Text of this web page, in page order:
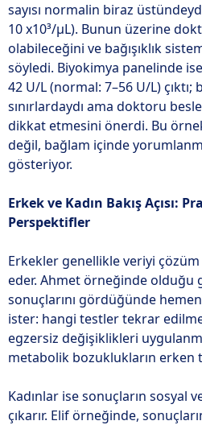
sayısı normalin biraz
10 x10³/µL). Bunun üzerine
olabileceğini ve bağışıklık
söyledi. Biyokimya panelinde
42 U/L (normal: 7–56 U/L)
sınırlardaydı ama doktoru
dikkat etmesini önerdi. Bu
değil, bağlam içinde
gösteriyor.
Erkek ve Kadın Bakış Açısı:
Perspektifler
Erkekler genellikle veriyi
eder. Ahmet örneğinde olduğu
sonuçlarını gördüğünde
ister: hangi testler tekrar
egzersiz değişiklikleri
metabolik bozuklukların erken
Kadınlar ise sonuçların sosyal
çıkarır. Elif örneğinde,